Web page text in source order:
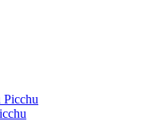
Picchu